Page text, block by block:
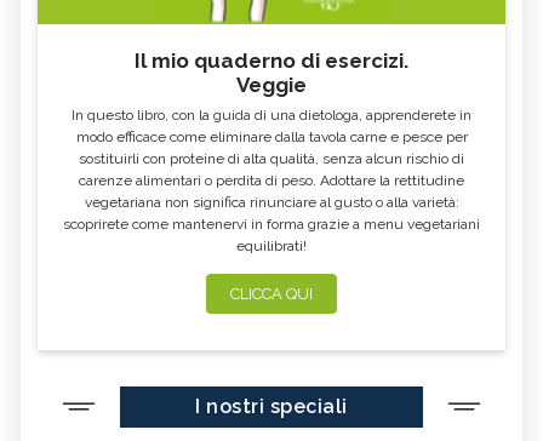
Il mio quaderno di esercizi.
Veggie
In questo libro, con la guida di una dietologa, apprenderete in
modo efficace come eliminare dalla tavola carne e pesce per
sostituirli con proteine di alta qualità, senza alcun rischio di
carenze alimentari o perdita di peso. Adottare la rettitudine
vegetariana non significa rinunciare al gusto o alla varietà:
scoprirete come mantenervi in forma grazie a menu vegetariani
equilibrati!
CLICCA QUI
I nostri speciali